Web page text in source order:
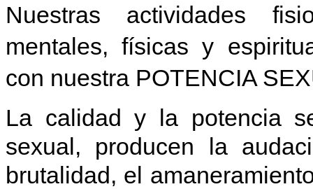
Nuestras actividades
mentales, físicas y
con nuestra POTENCIA
La calidad y la potencia
sexual, producen la
brutalidad, el